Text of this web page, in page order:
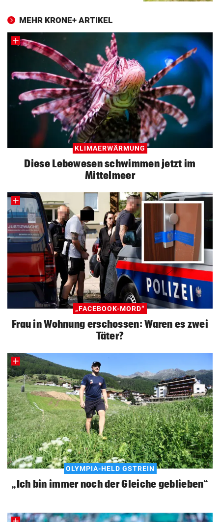
MEHR KRONE+ ARTIKEL
KLIMAERWÄRMUNG
Diese Lebewesen schwimmen jetzt im
Mittelmeer
„FACEBOOK-MORD“
Frau in Wohnung erschossen: Waren es zwei
Täter?
OLYMPIA-HELD GSTREIN
„Ich bin immer noch der Gleiche geblieben“